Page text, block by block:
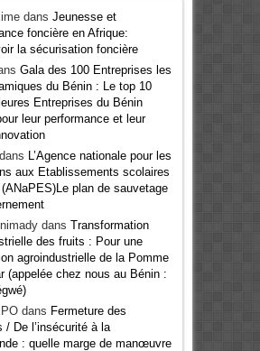
dans Jeunesse et
foncière en Afrique:
la sécurisation foncière
Gala des 100 Entreprises les
du Bénin : Le top 10
Entreprises du Bénin
leur performance et leur
L’Agence nationale pour les
aux Etablissements scolaires
plan de sauvetage
dans Transformation
des fruits : Pour une
agroindustrielle de la Pomme
(appelée chez nous au Bénin :
dans Fermeture des
/ De l’insécurité à la
: quelle marge de manœuvre